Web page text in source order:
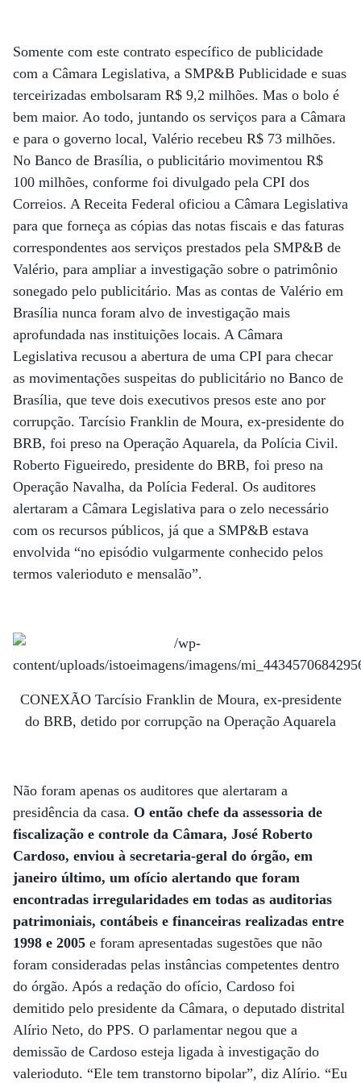
Somente com este contrato específico de publicidade
com a Câmara Legislativa, a SMP&B Publicidade e suas
terceirizadas embolsaram R$ 9,2 milhões. Mas o bolo é
bem maior. Ao todo, juntando os serviços para a Câmara
e para o governo local, Valério recebeu R$ 73 milhões.
No Banco de Brasília, o publicitário movimentou R$
100 milhões, conforme foi divulgado pela CPI dos
Correios. A Receita Federal oficiou a Câmara Legislativa
para que forneça as cópias das notas fiscais e das faturas
correspondentes aos serviços prestados pela SMP&B de
Valério, para ampliar a investigação sobre o patrimônio
sonegado pelo publicitário. Mas as contas de Valério em
Brasília nunca foram alvo de investigação mais
aprofundada nas instituições locais. A Câmara
Legislativa recusou a abertura de uma CPI para checar
as movimentações suspeitas do publicitário no Banco de
Brasília, que teve dois executivos presos este ano por
corrupção. Tarcísio Franklin de Moura, ex-presidente do
BRB, foi preso na Operação Aquarela, da Polícia Civil.
Roberto Figueiredo, presidente do BRB, foi preso na
Operação Navalha, da Polícia Federal. Os auditores
alertaram a Câmara Legislativa para o zelo necessário
com os recursos públicos, já que a SMP&B estava
envolvida “no episódio vulgarmente conhecido pelos
termos valerioduto e mensalão”.
CONEXÃO Tarcísio Franklin de Moura, ex-presidente
do BRB, detido por corrupção na Operação Aquarela
Não foram apenas os auditores que alertaram a
presidência da casa. O então chefe da assessoria de
fiscalização e controle da Câmara, José Roberto
Cardoso, enviou à secretaria-geral do órgão, em
janeiro último, um ofício alertando que foram
encontradas irregularidades em todas as auditorias
patrimoniais, contábeis e financeiras realizadas entre
1998 e 2005 e foram apresentadas sugestões que não
foram consideradas pelas instâncias competentes dentro
do órgão. Após a redação do ofício, Cardoso foi
demitido pelo presidente da Câmara, o deputado distrital
Alírio Neto, do PPS. O parlamentar negou que a
demissão de Cardoso esteja ligada à investigação do
valerioduto. “Ele tem transtorno bipolar”, diz Alírio. “Eu